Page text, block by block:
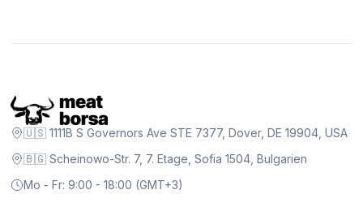
🇺🇸 1111B S Governors Ave STE 7377, Dover, DE 19904, USA
🇧🇬 Scheinowo-Str. 7, 7. Etage, Sofia 1504, Bulgarien
Mo - Fr: 9:00 - 18:00 (GMT+3)